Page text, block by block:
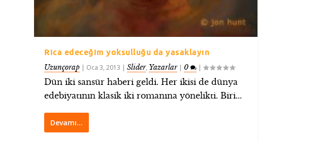
Rica edeceğim yoksulluğu da yasaklayın
Uzunçorap | Oca 3, 2013 |Slider, Yazarlar| 0 |
Dün iki sansür haberi geldi. Her ikisi de dünya
edebiyatının klasik iki romanına yönelikti. Biri...
Devamı…